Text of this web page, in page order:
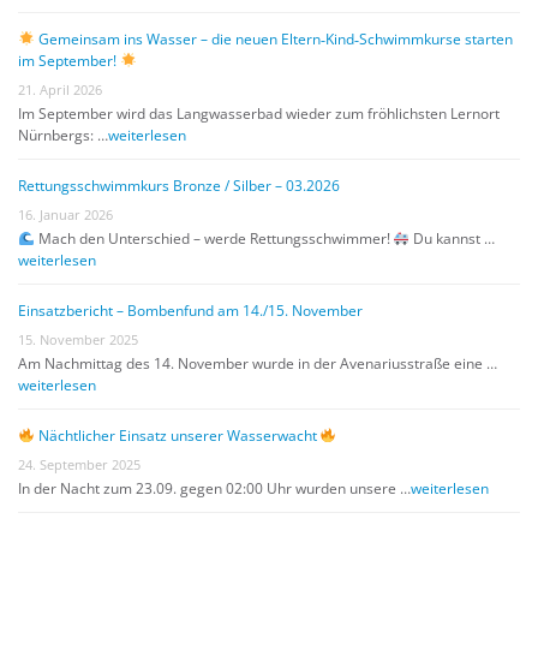
Gemeinsam ins Wasser – die neuen Eltern‑Kind‑Schwimmkurse starten
im September!
21. April 2026
Im September wird das Langwasserbad wieder zum fröhlichsten Lernort
Nürnbergs: …weiterlesen
Rettungsschwimmkurs Bronze / Silber – 03.2026
16. Januar 2026
Mach den Unterschied – werde Rettungsschwimmer!
Du kannst …
weiterlesen
Einsatzbericht – Bombenfund am 14./15. November
15. November 2025
Am Nachmittag des 14. November wurde in der Avenariusstraße eine …
weiterlesen
Nächtlicher Einsatz unserer Wasserwacht
24. September 2025
In der Nacht zum 23.09. gegen 02:00 Uhr wurden unsere …weiterlesen